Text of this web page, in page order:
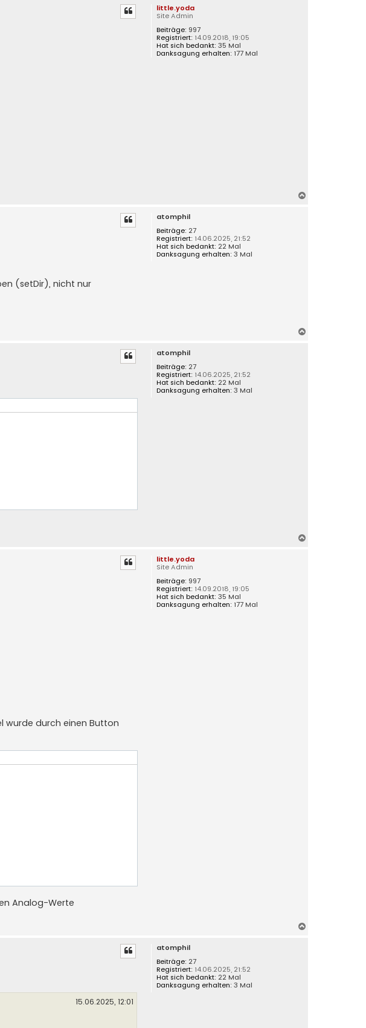
little.yoda
Site Admin
Beiträge: 997
Registriert: 14.09.2018, 19:05
Hat sich bedankt: 35 Mal
Danksagung erhalten: 177 Mal
atomphil
Beiträge: 27
Registriert: 14.06.2025, 21:52
Hat sich bedankt: 22 Mal
Danksagung erhalten: 3 Mal
(setDir), nicht nur
atomphil
Beiträge: 27
Registriert: 14.06.2025, 21:52
Hat sich bedankt: 22 Mal
Danksagung erhalten: 3 Mal
little.yoda
Site Admin
Beiträge: 997
Registriert: 14.09.2018, 19:05
Hat sich bedankt: 35 Mal
Danksagung erhalten: 177 Mal
wurde durch einen Button
Analog-Werte
atomphil
Beiträge: 27
Registriert: 14.06.2025, 21:52
Hat sich bedankt: 22 Mal
Danksagung erhalten: 3 Mal
15.06.2025, 12:01